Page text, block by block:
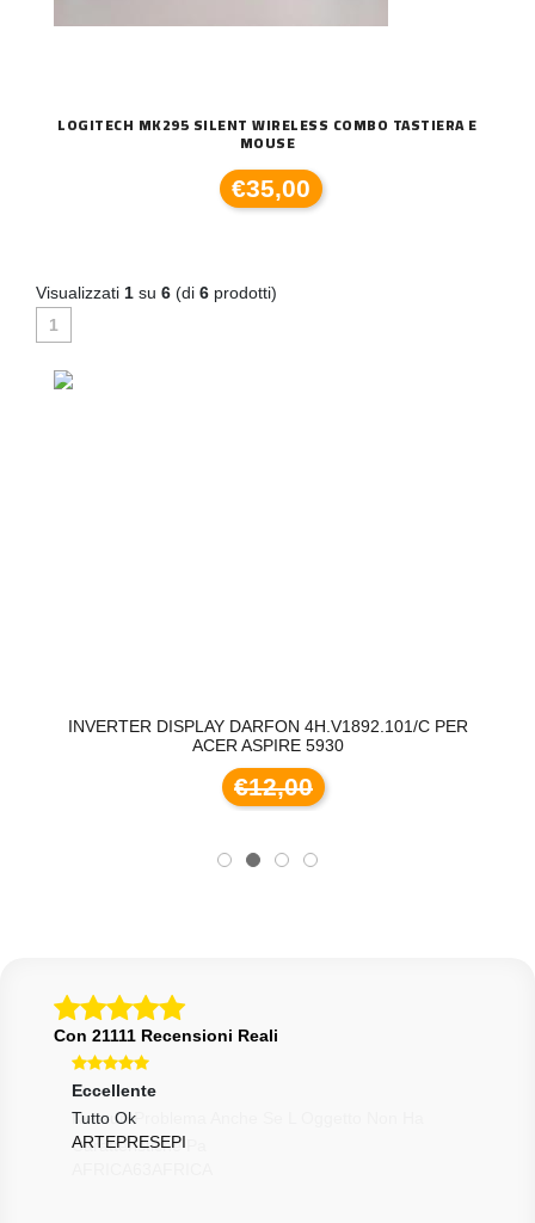
LOGITECH MK295 SILENT WIRELESS COMBO TASTIERA E
MOUSE
€35,00
Visualizzati 1 su 6 (di 6 prodotti)
1
INVERTER DISPLAY DARFON 4H.V1892.101/C PER
ACER ASPIRE 5930
€12,00
Con 21111 Recensioni Reali
Eccellente
Tutto Ok
ARTEPRESEPI